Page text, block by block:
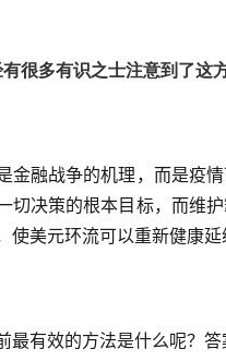
很多有识之士注意到了这
金融战争的机理，而是疫
切决策的根本目标，而维
使美元环流可以重新健康
最有效的方法是什么呢？